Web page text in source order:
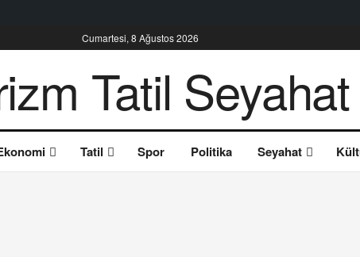
Cumartesi, 8 Ağustos 2026
Tatil Spor Politika Seyahat